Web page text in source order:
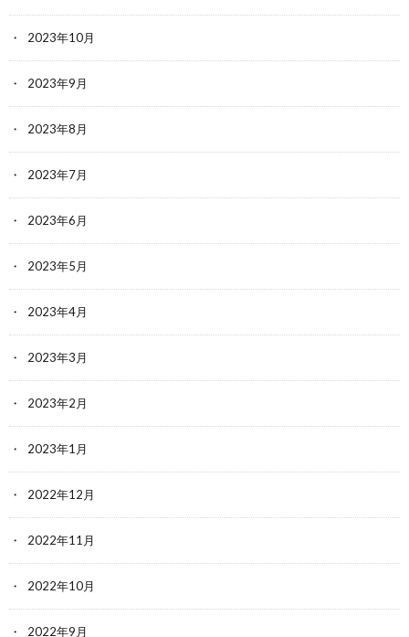
2023年10月
2023年9月
2023年8月
2023年7月
2023年6月
2023年5月
2023年4月
2023年3月
2023年2月
2023年1月
2022年12月
2022年11月
2022年10月
2022年9月